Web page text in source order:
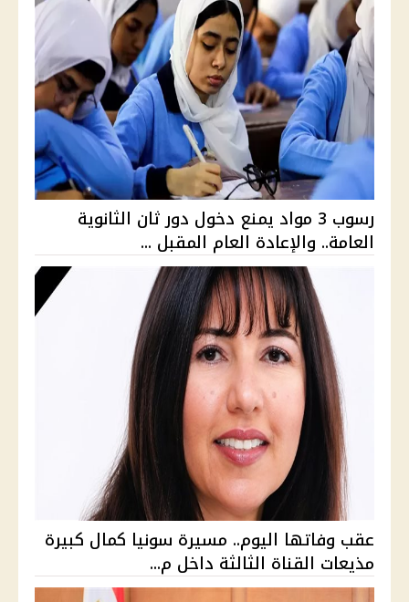
رسوب 3 مواد يمنع دخول دور ثان الثانوية
العامة.. والإعادة العام المقبل ...
عقب وفاتها اليوم.. مسيرة سونيا كمال كبيرة
مذيعات القناة الثالثة داخل م...